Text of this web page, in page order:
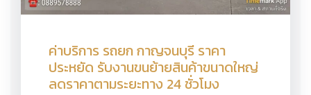
ค่าบริการ รถยก กาญจนบุรี ราคา
ประหยัด รับงานขนย้ายสินค้าขนาดใหญ่
ลดราคาตามระยะทาง 24 ชั่วโมง